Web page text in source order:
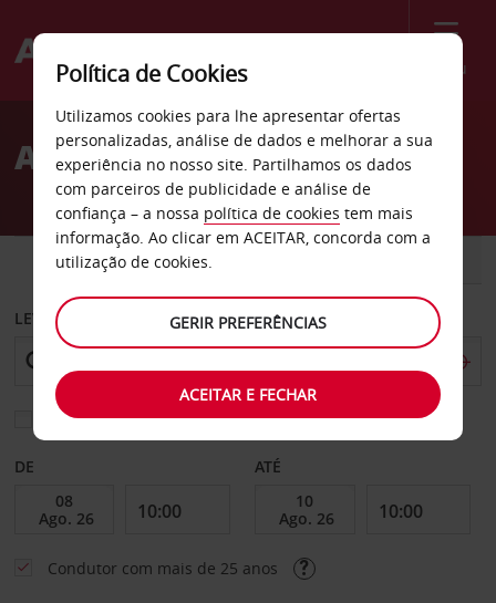
Menu
Welcome
AvisAluguer de carros Nauen
CARRO
LEVANTAR EM
Escolher uma estação de devolução diferente
DE ATÉ
Condutor com mais de 25 anos
Política de Cookies
Utilizamos cookies para lhe apresentar ofertas
personalizadas, análise de dados e melhorar a sua
experiência no nosso site. Partilhamos os dados
com parceiros de publicidade e análise de
confiança – a nossa política de cookies tem mais
informação. Ao clicar em ACEITAR, concorda com a
utilização de cookies.
GERIR PREFERÊNCIAS
ACEITAR E FECHAR